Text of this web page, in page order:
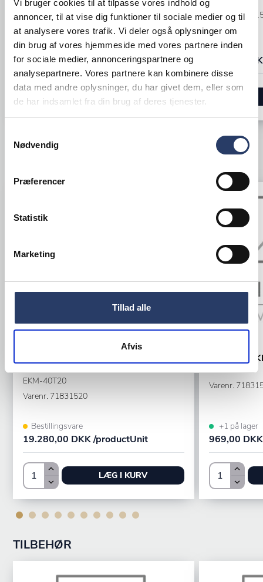
Vi bruger cookies til at tilpasse vores indhold og
annoncer, til at vise dig funktioner til sociale medier og til
at analysere vores trafik. Vi deler også oplysninger om
din brug af vores hjemmeside med vores partnere inden
for sociale medier, annonceringspartnere og
analysepartnere. Vores partnere kan kombinere disse
data med andre oplysninger, du har givet dem, eller som
de har indsamlet fra din brug af deres tjenester.
Nødvendig
Præferencer
Statistik
Marketing
Tillad alle
Afvis
Vertikal toaster
Varenr.
+10 på lager
305,00 DKK /productUnit
LÆG I KURV
Varenr.
+1 på lager
969,00
EKM-40T20
Varenr. 71831520
Bestillingsvare
19.280,00 DKK /productUnit
LÆG I KURV
Smørhjul
Varenr.
+1 på lager
969,00
TILBEHØR